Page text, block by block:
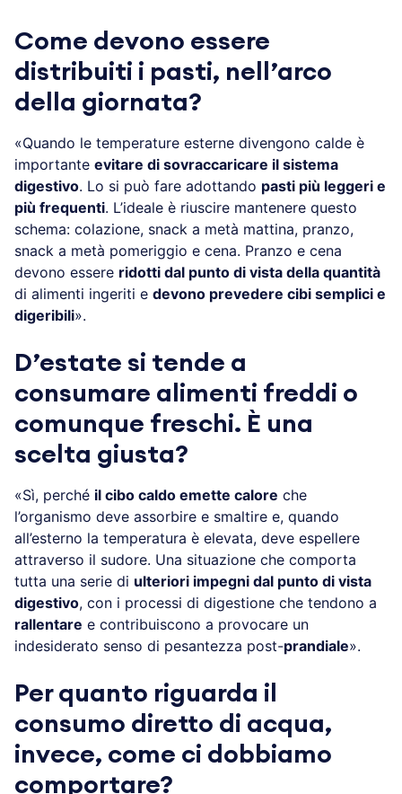
Come devono essere
distribuiti i pasti, nell’arco
della giornata?
«Quando le temperature esterne divengono calde è
importante evitare di sovraccaricare il sistema
digestivo. Lo si può fare adottando pasti più leggeri e
più frequenti. L’ideale è riuscire mantenere questo
schema: colazione, snack a metà mattina, pranzo,
snack a metà pomeriggio e cena. Pranzo e cena
devono essere ridotti dal punto di vista della quantità
di alimenti ingeriti e devono prevedere cibi semplici e
digeribili».
D’estate si tende a
consumare alimenti freddi o
comunque freschi. È una
scelta giusta?
«Sì, perché il cibo caldo emette calore che
l’organismo deve assorbire e smaltire e, quando
all’esterno la temperatura è elevata, deve espellere
attraverso il sudore. Una situazione che comporta
tutta una serie di ulteriori impegni dal punto di vista
digestivo, con i processi di digestione che tendono a
rallentare e contribuiscono a provocare un
indesiderato senso di pesantezza post-prandiale».
Per quanto riguarda il
consumo diretto di acqua,
invece, come ci dobbiamo
comportare?